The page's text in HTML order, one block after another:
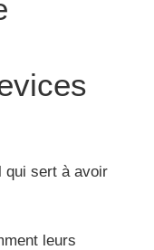
qui sert à avoir
leurs